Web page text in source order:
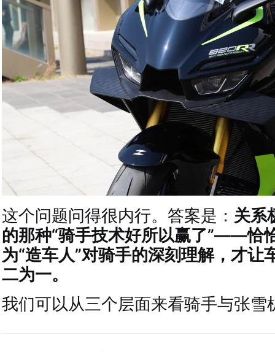
这个问题问得很内行。答案是： 关系
的那种“骑手技术好所以赢了”——恰
为“造车人”对骑手的深刻理解，才让
二为一。
我们可以从三个层面来看骑手与张雪